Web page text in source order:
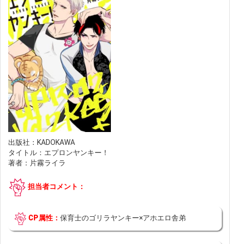
出版社：KADOKAWA
タイトル：エプロンヤンキー！
著者：片霧ライラ
担当者コメント：
CP属性： 保育士のゴリラヤンキー×アホエロ舎弟